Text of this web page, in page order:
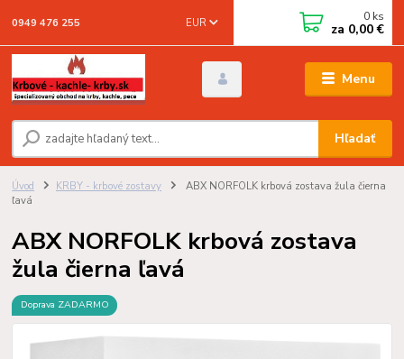
Menu
EUR
Hľadať
0949 476 255 0 ks
za 0,00 €
Úvod KRBY - krbové zostavy
ABX NORFOLK krbová zostava žula čierna
ľavá
ABX NORFOLK krbová zostava
žula čierna ľavá
Doprava ZADARMO